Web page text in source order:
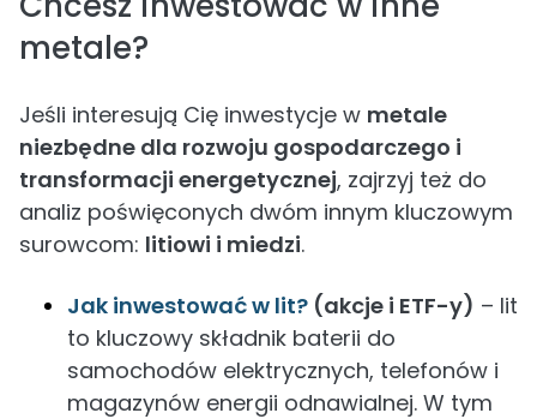
metale?
Jeśli interesują Cię inwestycje w metale
niezbędne dla rozwoju gospodarczego i
transformacji energetycznej, zajrzyj też do
analiz poświęconych dwóm innym kluczowym
surowcom: litiowi i miedzi.
Jak inwestować w lit? (akcje i ETF-y) – lit
to kluczowy składnik baterii do
samochodów elektrycznych, telefonów i
magazynów energii odnawialnej. W tym